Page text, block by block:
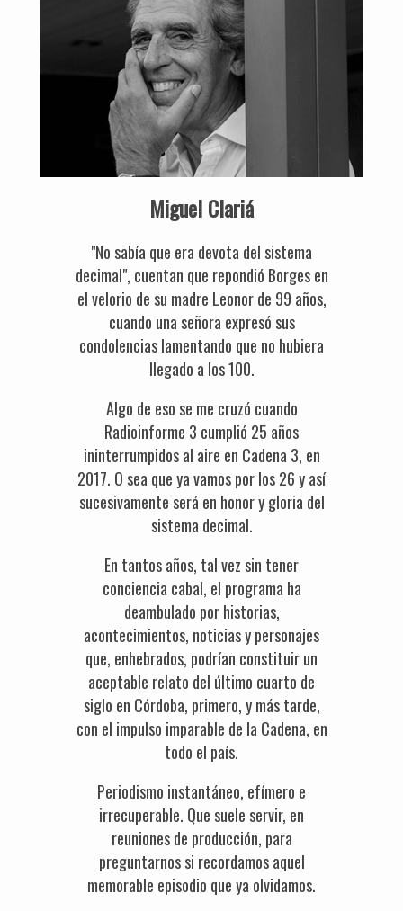
Miguel Clariá
"No sabía que era devota del sistema
decimal", cuentan que repondió Borges en
el velorio de su madre Leonor de 99 años,
cuando una señora expresó sus
condolencias lamentando que no hubiera
llegado a los 100.
Algo de eso se me cruzó cuando
Radioinforme 3 cumplió 25 años
ininterrumpidos al aire en Cadena 3, en
2017. O sea que ya vamos por los 26 y así
sucesivamente será en honor y gloria del
sistema decimal.
En tantos años, tal vez sin tener
conciencia cabal, el programa ha
deambulado por historias,
acontecimientos, noticias y personajes
que, enhebrados, podrían constituir un
aceptable relato del último cuarto de
siglo en Córdoba, primero, y más tarde,
con el impulso imparable de la Cadena, en
todo el país.
Periodismo instantáneo, efímero e
irrecuperable. Que suele servir, en
reuniones de producción, para
preguntarnos si recordamos aquel
memorable episodio que ya olvidamos.